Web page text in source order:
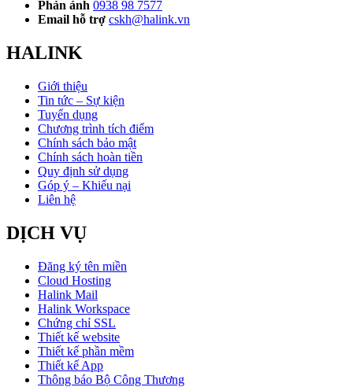
Phản ánh 0938 98 7577
Email hỗ trợ cskh@halink.vn
HALINK
Giới thiệu
Tin tức – Sự kiện
Tuyển dụng
Chương trình tích điểm
Chính sách bảo mật
Chính sách hoàn tiền
Quy định sử dụng
Góp ý – Khiếu nại
Liên hệ
DỊCH VỤ
Đăng ký tên miền
Cloud Hosting
Halink Mail
Halink Workspace
Chứng chỉ SSL
Thiết kế website
Thiết kế phần mềm
Thiết kế App
Thông báo Bộ Công Thương